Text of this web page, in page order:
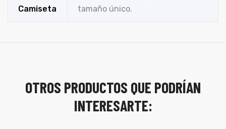
Camiseta
tamaño único.
OTROS PRODUCTOS QUE PODRÍAN
INTERESARTE: